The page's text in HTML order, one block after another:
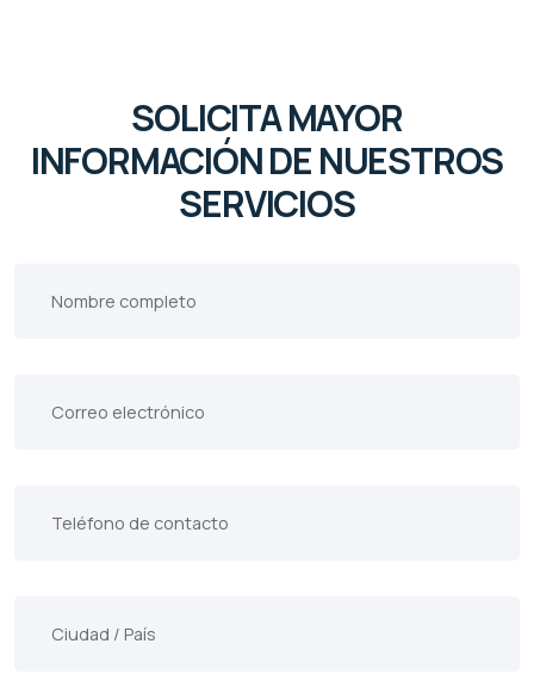
SOLICITA MAYOR
INFORMACIÓN DE NUESTROS
SERVICIOS